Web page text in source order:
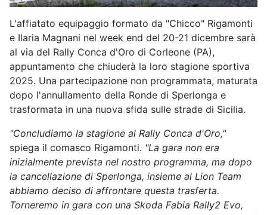
L'affiatato equipaggio formato da "Chicco" Rigamonti
e Ilaria Magnani nel week end del 20-21 dicembre sarà
al via del Rally Conca d'Oro di Corleone (PA),
appuntamento che chiuderà la loro stagione sportiva
2025. Una partecipazione non programmata, maturata
dopo l'annullamento della Ronde di Sperlonga e
trasformata in una nuova sfida sulle strade di Sicilia.
"Concludiamo la stagione al Rally Conca d'Oro,"
spiega il comasco Rigamonti. "La gara non era
inizialmente prevista nel nostro programma, ma dopo
la cancellazione di Sperlonga, insieme al Lion Team
abbiamo deciso di affrontare questa trasferta.
Torneremo in gara con una Skoda Fabia Rally2 Evo,